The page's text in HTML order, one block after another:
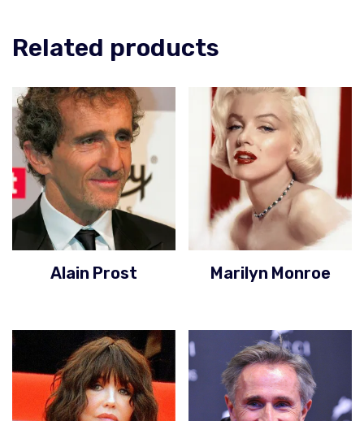
Related products
Alain Prost Marilyn Monroe